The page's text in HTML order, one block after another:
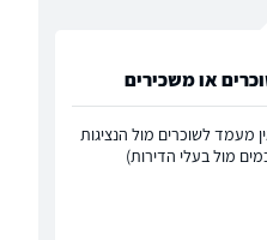
או משכירים
מעמד לשוכרים מול הנציגות
מול בעלי הדירות)